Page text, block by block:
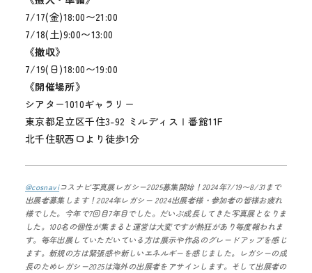
7/17(金)18:00〜21:00
7/18(土)9:00〜13:00
《撤収》
7/19(日)18:00〜19:00
《開催場所》
シアター1010ギャラリー
東京都足立区千住3-92 ミルディスⅠ番館11F
北千住駅西口より徒歩1分
@cosnaviコスナビ写真展レガシー2025募集開始！2024年7/19〜8/31まで
出展者募集します！2024年レガシー 2024出展者様・参加者の皆様お疲れ
様でした。今年で7回目7年目でした。だいぶ成長してきた写真展となりま
した。100名の個性が集まると運営は大変ですが熱狂があり毎度報われま
す。毎年出展していただいている方は展示や作品のグレードアップを感じ
ます。新規の方は緊張感や新しいエネルギーを感じました。レガシーの成
長のためレガシー2025は海外の出展者をアサインします。そして出展者の